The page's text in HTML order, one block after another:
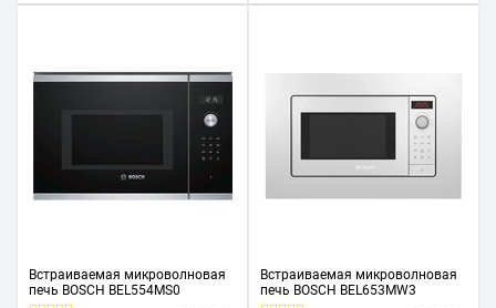
Встраиваемая микроволновая
печь BOSCH BEL554MS0
Встраиваемая микроволновая
печь BOSCH BEL653MW3